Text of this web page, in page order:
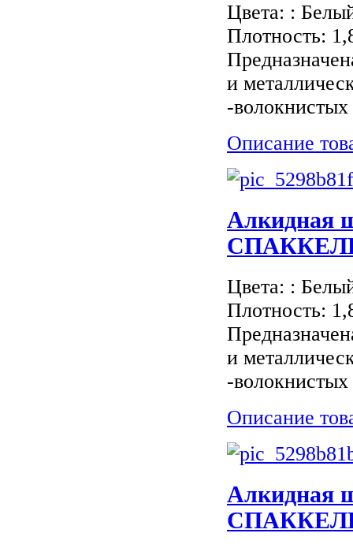
Цвета: :
Плотность:
и
-
Описание
Aлкидная
СПАККЕЛИ
Цвета: :
Плотность:
и
-
Описание
Aлкидная
СПАККЕЛИ